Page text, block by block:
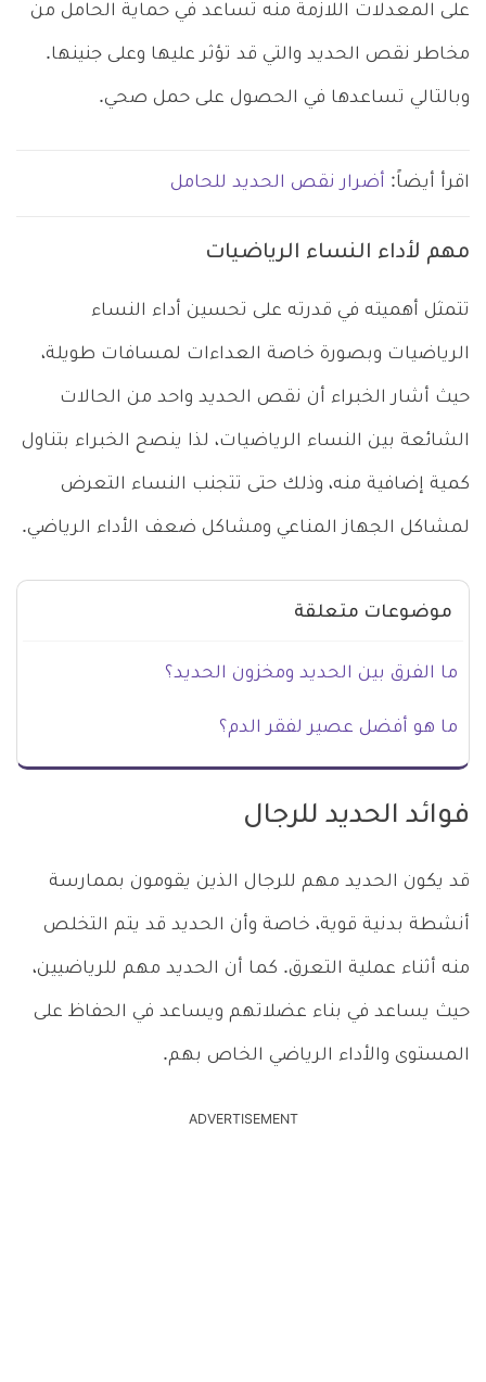
على المعدلات اللازمة منه تساعد في حماية الحامل من
مخاطر نقص الحديد والتي قد تؤثر عليها وعلى جنينها.
وبالتالي تساعدها في الحصول على حمل صحي.
اقرأ أيضاً: أضرار نقص الحديد للحامل
مهم لأداء النساء الرياضيات
تتمثل أهميته في قدرته على تحسين أداء النساء
الرياضيات وبصورة خاصة العداءات لمسافات طويلة،
حيث أشار الخبراء أن نقص الحديد واحد من الحالات
الشائعة بين النساء الرياضيات، لذا ينصح الخبراء بتناول
كمية إضافية منه، وذلك حتى تتجنب النساء التعرض
لمشاكل الجهاز المناعي ومشاكل ضعف الأداء الرياضي.
موضوعات متعلقة
ما الفرق بين الحديد ومخزون الحديد؟
ما هو أفضل عصير لفقر الدم؟
فوائد الحديد للرجال
قد يكون الحديد مهم للرجال الذين يقومون بممارسة
أنشطة بدنية قوية، خاصة وأن الحديد قد يتم التخلص
منه أثناء عملية التعرق. كما أن الحديد مهم للرياضيين،
حيث يساعد في بناء عضلاتهم ويساعد في الحفاظ على
المستوى والأداء الرياضي الخاص بهم.
ADVERTISEMENT